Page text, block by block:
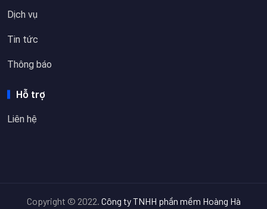
Dịch vụ
Tin tức
Thông báo
Hỗ trợ
Liên hệ
Copyright © 2022. Công ty TNHH phần mềm Hoàng Hà